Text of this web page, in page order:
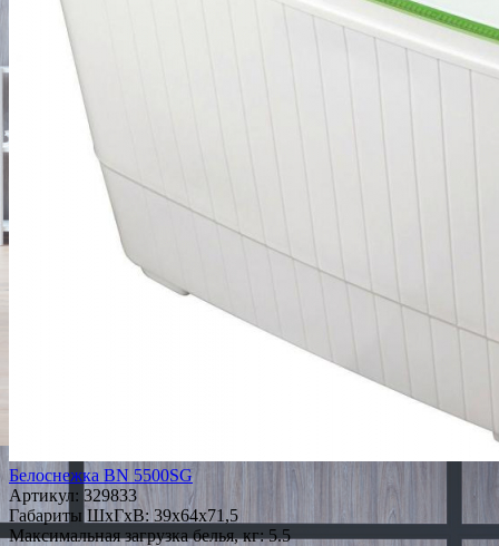
Белоснежка BN 5500SG
Артикул: 329833
Габариты ШxГxВ: 39x64x71,5
Максимальная загрузка белья, кг: 5.5